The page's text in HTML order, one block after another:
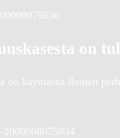
on
on käymässä iloinen